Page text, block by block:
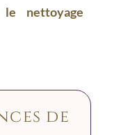
le
nettoyage
de